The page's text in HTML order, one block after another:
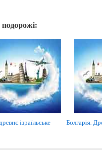
ізраїльське
Болгарія.